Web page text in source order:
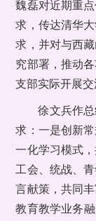
魏磊对近期重
求，传达清华
求，并对与西
究部署，推动
支部实际开展交
徐文兵作
求：一是创新
一化学习模式
工会、统战、
言献策，共同
教育教学业务